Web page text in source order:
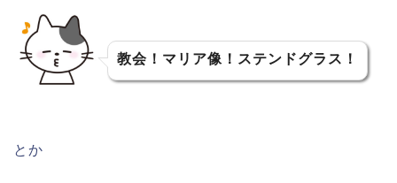
教会！マリア像！ステンドグラス！
とか